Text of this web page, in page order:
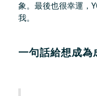
象。最後也很幸運，
我。
一句話給想成為